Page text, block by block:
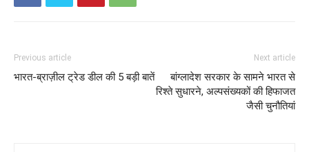
Previous article
भारत-ब्राज़ील ट्रेड डील की 5 बड़ी बातें
Next article
बांग्लादेश सरकार के सामने भारत से
रिश्ते सुधारने, अल्पसंख्यकों की हिफाजत
जैसी चुनौतियां